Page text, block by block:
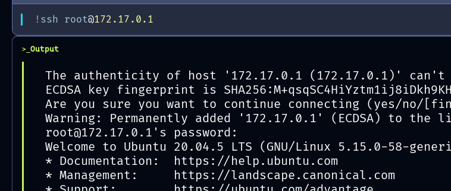
! ssh root@172.17.0.1
>_ Output
The authenticity of host '172.17.0.1 (172.17.0.1)' can't
ECDSA key fingerprint is
Are you sure you want to continue connecting (yes/no/
Warning: Permanently added '172.17.0.1' (ECDSA) to the
root@172.17.0.1's password:
Welcome to Ubuntu 20.04.5 LTS (GNU/Linux 5.15.0-58-
* Documentation:  https://help.ubuntu.com
* Management:     https://landscape.canonical.com